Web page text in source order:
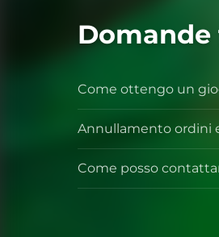
Come ottengo un
Annullamento ordini
Come posso